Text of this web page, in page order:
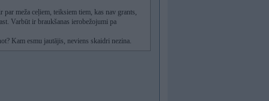
meža ceļiem, teiksiem tiem, kas nav grants,
Varbūt ir braukšanas ierobežojumi pa
Kam esmu jautājis, neviens skaidri nezina.